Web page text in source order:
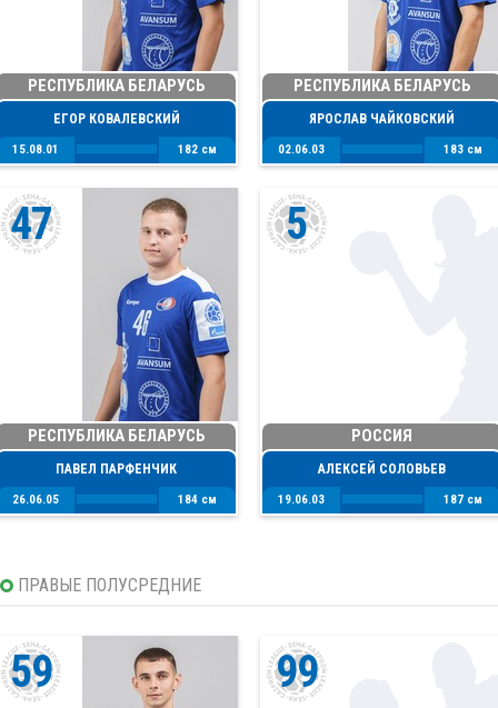
РЕСПУБЛИКА БЕЛАРУСЬ
ЕГОР КОВАЛЕВСКИЙ
15.08.01 182 см
РЕСПУБЛИКА БЕЛАРУСЬ
ЯРОСЛАВ ЧАЙКОВСКИЙ
02.06.03 183 см
47
РЕСПУБЛИКА БЕЛАРУСЬ
ПАВЕЛ ПАРФЕНЧИК
26.06.05 184 см
5
РОССИЯ
АЛЕКСЕЙ СОЛОВЬЕВ
19.06.03 187 см
ПРАВЫЕ ПОЛУСРЕДНИЕ
59 99